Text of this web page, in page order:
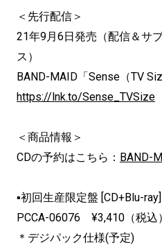
＜先行配信＞
21年9月6日発売（配信＆サ
ス）
BAND-MAID 「Sense （TV
https://lnk.to/Sense_TVSize
＜商品情報＞
CDの予約はこちら： BAND-
▪初回生産限定盤 [CD+Blu-ray]
PCCA-06076 ¥3,410 （税込）
＊デジパック仕様(予定)